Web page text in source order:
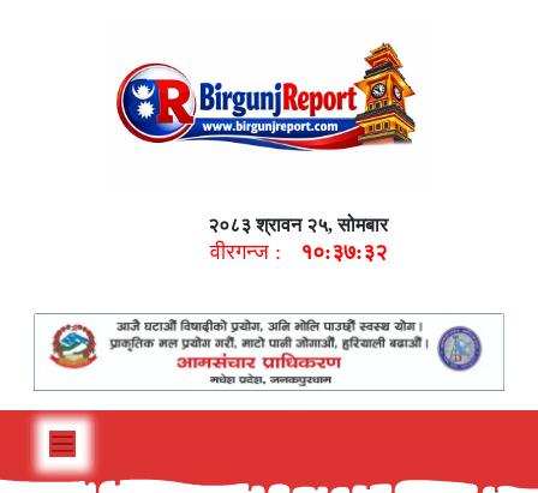
२०८३ श्रावन २५, सोमबार
वीरगन्ज : १०:३७:३३